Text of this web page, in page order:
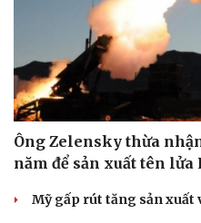
Ông Zelensky thừa
năm để sản xuất tên lửa
Mỹ gấp rút tăng sản xuất